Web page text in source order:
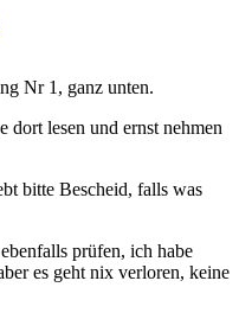
Nr 1, ganz unten.
dort lesen und ernst nehmen
bitte Bescheid, falls was
prüfen, ich habe
es geht nix verloren, keine